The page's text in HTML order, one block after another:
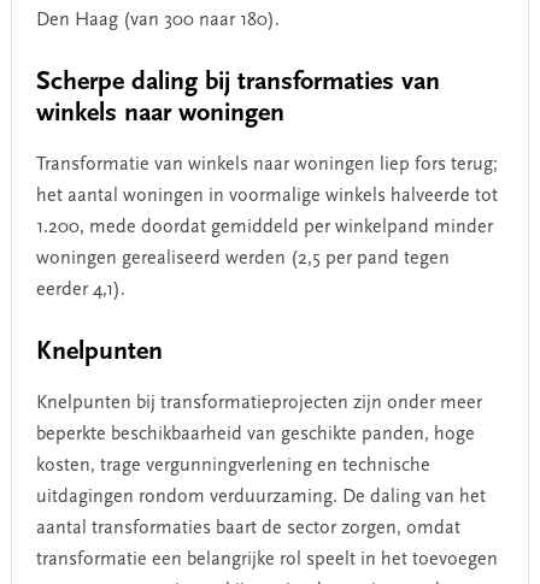
Den Haag (van 300 naar 180).
Scherpe daling bij transformaties van
winkels naar woningen
Transformatie van winkels naar woningen liep fors terug;
het aantal woningen in voormalige winkels halveerde tot
1.200, mede doordat gemiddeld per winkelpand minder
woningen gerealiseerd werden (2,5 per pand tegen
eerder 4,1).
Knelpunten
Knelpunten bij transformatieprojecten zijn onder meer
beperkte beschikbaarheid van geschikte panden, hoge
kosten, trage vergunningverlening en technische
uitdagingen rondom verduurzaming. De daling van het
aantal transformaties baart de sector zorgen, omdat
transformatie een belangrijke rol speelt in het toevoegen